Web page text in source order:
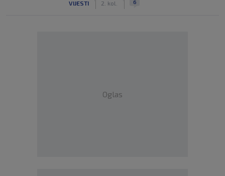
VIJESTI 2. kol. 6
Oglas